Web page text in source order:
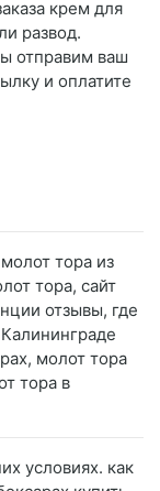
крем для
развод.
отправим ваш
и оплатите
тора из
тора, сайт
отзывы, где
молот тора
тора в
условиях. как